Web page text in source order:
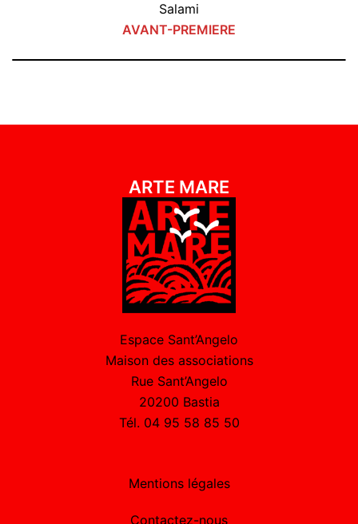
Salami
AVANT-PREMIERE
ARTE MARE
Espace Sant’Angelo
Maison des associations
Rue Sant’Angelo
20200 Bastia
Tél. 04 95 58 85 50
Mentions légales
Contactez-nous